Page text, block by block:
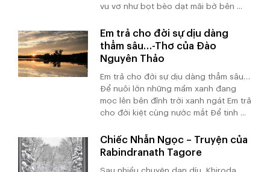
vu vơ như bọt bèo dạt mãi bờ bên ...
Em trả cho đời sự dịu dàng
thẳm sâu…-Thơ của Đào
Nguyên Thảo
Em trả cho đời sự dịu dàng thẳm sâu…
Để nuôi lớn những mầm xanh đang
mọc lên bên đỉnh trời xanh ngát Em trả
cho đời kiệt cùng nước mắt Để tinh ...
Chiếc Nhẫn Ngọc – Truyện của
Rabindranath Tagore